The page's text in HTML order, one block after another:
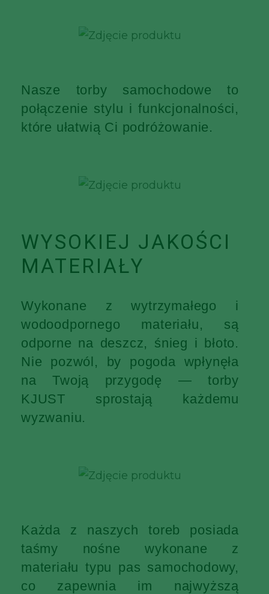
Nasze torby samochodowe to
połączenie stylu i funkcjonalności,
które ułatwią Ci podróżowanie.
WYSOKIEJ JAKOŚCI
MATERIAŁY
Wykonane z wytrzymałego i
wodoodpornego materiału, są
odporne na deszcz, śnieg i błoto.
Nie pozwól, by pogoda wpłynęła
na Twoją przygodę — torby
KJUST sprostają każdemu
wyzwaniu.
Każda z naszych toreb posiada
taśmy nośne wykonane z
materiału typu pas samochodowy,
co zapewnia im najwyższą